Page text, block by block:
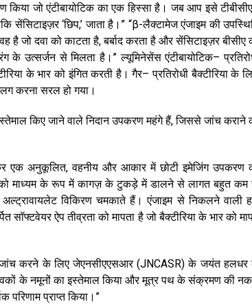
जो एंटीबायोटिक का एक हिस्सा है। जब आप इसे
सेंसिटाइज़र ‘छिप,’ जाता है।” “β-लैक्टामेज एंजाइम की
जो दवा को काटता है, बर्बाद करता है और सेंसिटाइज़र बीसीए
से मिलता है।” ल्यूमिनेसेंस एंटीबायोटिक–
के भार को इंगित करती है। गैर– प्रतिरोधी बैक्टीरिया के
करना सरल हो गया।
किए जाने वाले निदान उपकरण महंगे हैं, जिससे जांच कराने
एक अनुकूलित, वहनीय और आकार में छोटी इमेजिंग उपकरण
को माध्यम के रूप में कागज़ के टुकड़े में डालने से लागत बहुत कम
विकिरण चमकाते हैं। एंजाइम से निकलने वाली
सॉफ्टवेयर ऐप तीव्रता को मापता है जो बैक्टीरिया के भार को
जांच करने के लिए जेएनसीएएसआर (JNCASR) के जयंत
के नमूनों का इस्तेमाल किया और मूत्र पथ के संक्रमण की
प्राप्त किया।”